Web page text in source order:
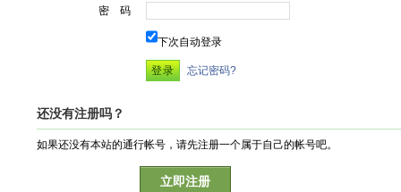
密 码
下次自动登录
忘记密码?
还没有注册吗？
如果还没有本站的通行帐号，请先注册一个属于自己的帐号吧。
立即注册